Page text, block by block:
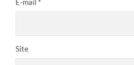
E-mail *
Site